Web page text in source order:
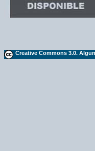
Creative Commons 3.0.